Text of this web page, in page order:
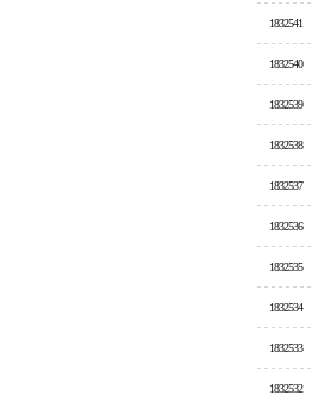
1832541
1832540
1832539
1832538
1832537
1832536
1832535
1832534
1832533
1832532